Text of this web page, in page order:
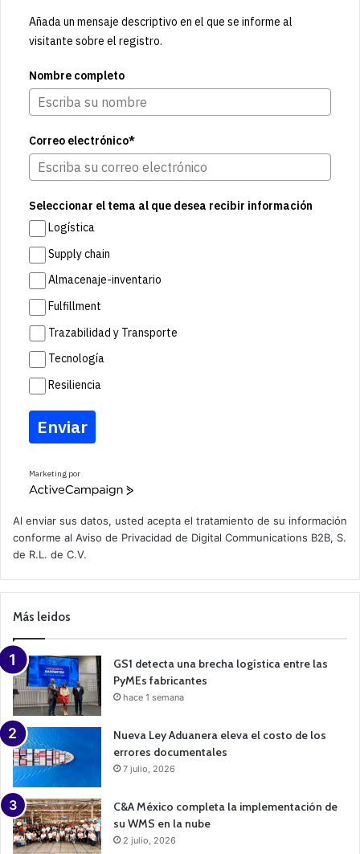
Añada un mensaje descriptivo en el que se informe al
visitante sobre el registro.
Nombre completo
Correo electrónico*
Seleccionar el tema al que desea recibir información
Logística
Supply chain
Almacenaje-inventario
Fulfillment
Trazabilidad y Transporte
Tecnología
Resiliencia
Enviar
Marketing por
A
v
e
a
m
a
n
Al enviar sus datos, usted acepta el tratamiento de su información
conforme al Aviso de Privacidad de Digital Communications B2B, S.
de R.L. de C.V.
Más leidos
GS1 detecta una brecha logística entre las
PyMEs fabricantes
hace 1 semana
Nueva Ley Aduanera eleva el costo de los
errores documentales
7 julio, 2026
C&A México completa la implementación de
su WMS en la nube
2 julio, 2026